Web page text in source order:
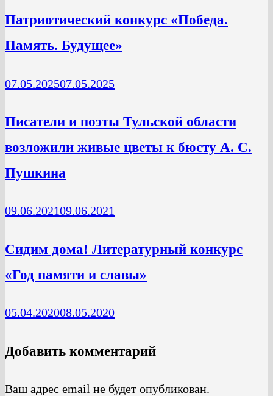
Патриотический конкурс «Победа.
Память. Будущее»
07.05.202507.05.2025
Писатели и поэты Тульской области
возложили живые цветы к бюсту А. С.
Пушкина
09.06.202109.06.2021
Сидим дома! Литературный конкурс
«Год памяти и славы»
05.04.202008.05.2020
Добавить комментарий
Ваш адрес email не будет опубликован.